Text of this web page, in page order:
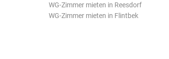
WG-Zimmer mieten in Reesdorf
WG-Zimmer mieten in Flintbek